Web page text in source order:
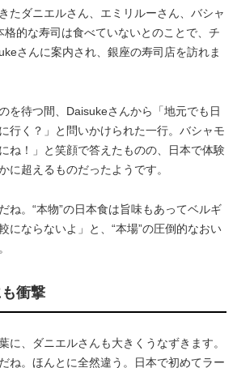
たダニエルさん、エミリルーさん、バシャ
格的な寿司は食べていないとのことで、チ
さんに案内され、銀座の寿司店を訪れま
を待つ間、Daisukeさんから「地元でも日
行く？」と問いかけられた一行。バシャモ
ね！」と笑顔で答えたものの、日本で体験
に超えるものだったようです。
ね。“本物”の日本食は旨味もあってベルギ
にならないよ」と、“本場”の圧倒的なおい
衝撃
に、ダニエルさんも大きくうなずきます。
ね。ほんとに全然違う。日本で初めてラー